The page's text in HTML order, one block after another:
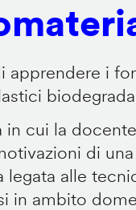
i
cui la
di
legata alle
in ambito